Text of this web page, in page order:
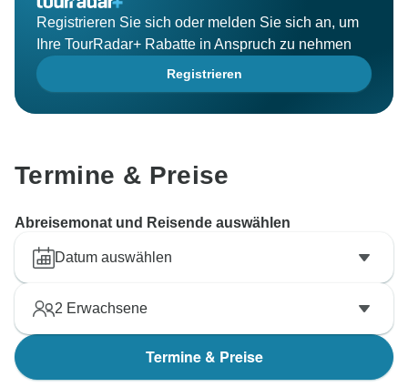
begrüßen zu dürfen! Immer auf Entdeckungsreise,
Registrieren Sie sich oder melden Sie sich an, um
Ihre TourRadar+ Rabatte in Anspruch zu nehmen
Registrieren
Termine & Preise
Abreisemonat und Reisende auswählen
Datum auswählen
2 Erwachsene
Termine & Preise